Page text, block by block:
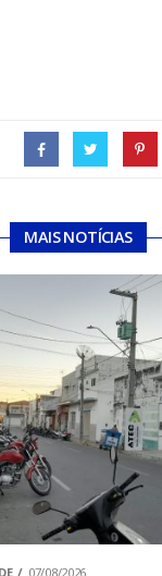
MAIS NOTÍCIAS
07/08/2026